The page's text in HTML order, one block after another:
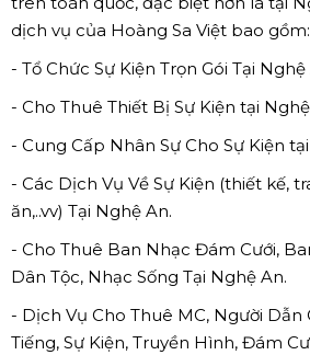
dịch vụ của Hoàng Sa Việt bao gồm:
- Tổ Chức Sự Kiện Trọn Gói Tại Nghệ
- Cho Thuê Thiết Bị Sự Kiện tại
- Cung Cấp Nhân Sự Cho Sự Kiện
- Các Dịch Vụ Về Sự Kiện (thiết kế,
ăn,..vv) Tại Nghệ An.
- Cho Thuê Ban Nhạc Đám Cưới,
Dân Tộc, Nhạc Sống Tại Nghệ An.
- Dịch Vụ Cho Thuê MC, Người Dẫn
Tiếng, Sự Kiện, Truyền Hình, Đám